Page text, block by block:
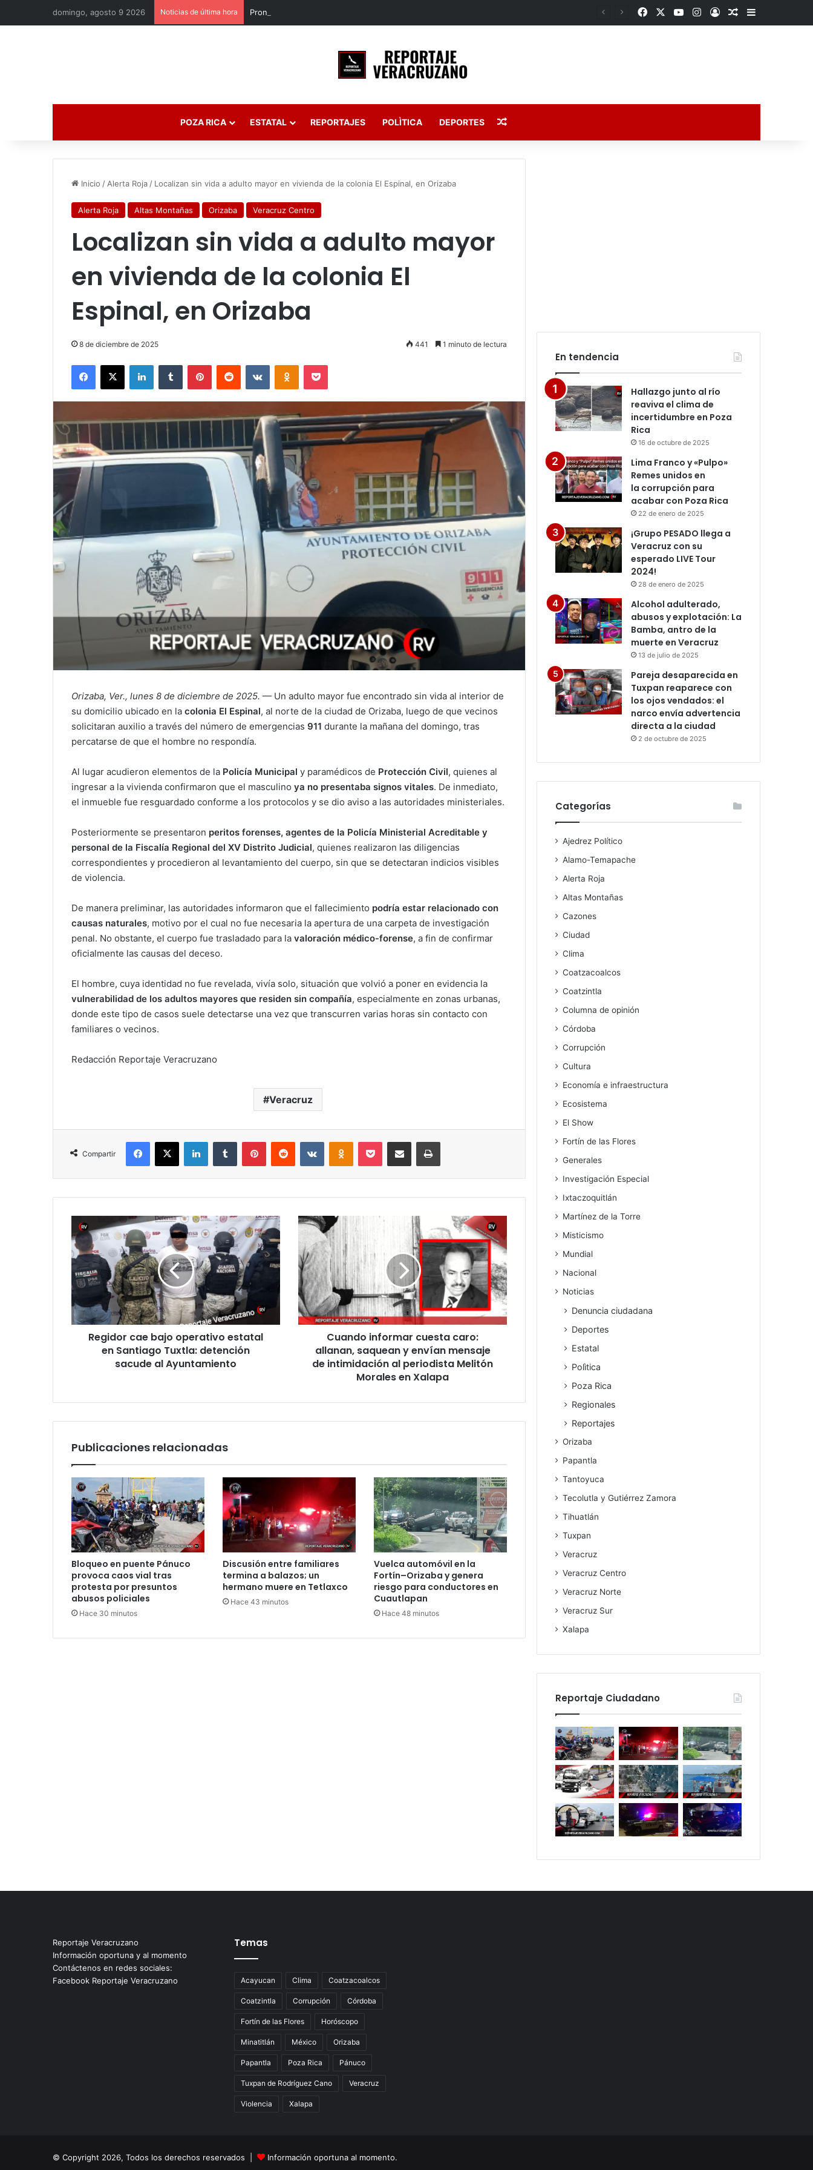
domingo, agosto 9 2026 Noticias de última hora Pronóstico del clima para este domingo 9 de agosto de 2026 en Veracruz FacebookYouTubeInstagram
AccesoPublicación al
Barra lateral
POZA RICA ESTATAL REPORTAJES POLÌTICA DEPORTES Publicación al azar
Inicio / Alerta Roja / Localizan sin vida a adulto mayor en vivienda de la colonia El Espinal, en Orizaba
Alerta Roja Altas Montañas Orizaba Veracruz Centro
Localizan sin vida a adulto mayor
en vivienda de la colonia El
Espinal, en Orizaba
8 de diciembre de 2025 441 1 minuto de lectura
Facebook
X LinkedInTumblr PinterestReddit VKontakteOdnoklassniki
Pocket
Orizaba, Ver., lunes 8 de diciembre de 2025. — Un adulto mayor fue encontrado sin vida al interior de
su domicilio ubicado en la colonia El Espinal, al norte de la ciudad de Orizaba, luego de que vecinos
solicitaran auxilio a través del número de emergencias 911 durante la mañana del domingo, tras
percatarse de que el hombre no respondía.
Al lugar acudieron elementos de la Policía Municipal y paramédicos de Protección Civil, quienes al
ingresar a la vivienda confirmaron que el masculino ya no presentaba signos vitales. De inmediato,
el inmueble fue resguardado conforme a los protocolos y se dio aviso a las autoridades ministeriales.
Posteriormente se presentaron peritos forenses, agentes de la Policía Ministerial Acreditable y
personal de la Fiscalía Regional del XV Distrito Judicial, quienes realizaron las diligencias
correspondientes y procedieron al levantamiento del cuerpo, sin que se detectaran indicios visibles
de violencia.
De manera preliminar, las autoridades informaron que el fallecimiento podría estar relacionado con
causas naturales, motivo por el cual no fue necesaria la apertura de una carpeta de investigación
penal. No obstante, el cuerpo fue trasladado para la valoración médico-forense, a fin de confirmar
oficialmente las causas del deceso.
El hombre, cuya identidad no fue revelada, vivía solo, situación que volvió a poner en evidencia la
vulnerabilidad de los adultos mayores que residen sin compañía, especialmente en zonas urbanas,
donde este tipo de casos suele detectarse una vez que transcurren varias horas sin contacto con
familiares o vecinos.
Redacción Reportaje Veracruzano
Veracruz
Compartir
Facebook
X LinkedInTumblr PinterestReddit VKontakteOdnoklassniki
Pocket Compartir por correo electrónicoImprimir
Regidor
cae
bajo
operativo
estatal
en
Santiago
Tuxtla:
detención
sacude
Ayuntamiento
Regidor cae bajo operativo estatal
en Santiago Tuxtla: detención
sacude al Ayuntamiento
Cuando
informar
cuesta
caro:
allanan,
saquean
y
envían
mensaje
intimidación
Xalapa
Cuando informar cuesta caro:
allanan, saquean y envían mensaje
de intimidación al periodista Melitón
Morales en Xalapa
Publicaciones relacionadas
Bloqueo en puente Pánuco
provoca caos vial tras
protesta por presuntos
abusos policiales
Hace 30 minutos
Discusión entre familiares
termina a balazos; un
hermano muere en Tetlaxco
Hace 43 minutos
Vuelca automóvil en la
Fortín–Orizaba y genera
riesgo para conductores en
Cuautlapan
Hace 48 minutos
En tendencia
Hallazgo junto al río
reaviva el clima de
incertidumbre en Poza
Rica
16 de octubre de 2025
Lima Franco y «Pulpo»
Remes unidos en
la corrupción para
acabar con Poza Rica
22 de enero de 2025
¡Grupo PESADO llega a
Veracruz con su
esperado LIVE Tour
2024!
28 de enero de 2025
Alcohol adulterado,
abusos y explotación: La
Bamba, antro de la
muerte en Veracruz
13 de julio de 2025
Pareja desaparecida en
Tuxpan reaparece con
los ojos vendados: el
narco envía advertencia
directa a la ciudad
2 de octubre de 2025
Categorías
Ajedrez Político
Alamo-Temapache
Alerta Roja
Altas Montañas
Cazones
Ciudad
Clima
Coatzacoalcos
Coatzintla
Columna de opinión
Córdoba
Corrupción
Cultura
Economía e infraestructura
Ecosistema
El Show
Fortín de las Flores
Generales
Investigación Especial
Ixtaczoquitlán
Martínez de la Torre
Misticismo
Mundial
Nacional
Noticias
Denuncia ciudadana
Deportes
Estatal
Polìtica
Poza Rica
Regionales
Reportajes
Orizaba
Papantla
Tantoyuca
Tecolutla y Gutiérrez Zamora
Tihuatlán
Tuxpan
Veracruz
Veracruz Centro
Veracruz Norte
Veracruz Sur
Xalapa
Reportaje Ciudadano
Reportaje Veracruzano
Información oportuna y al momento
Contáctenos en redes sociales:
Facebook Reportaje Veracruzano
Temas
Acayucan Clima Coatzacoalcos
Coatzintla Corrupción Córdoba
Fortín de las Flores Horóscopo
Minatitlán México Orizaba
Papantla Poza Rica Pánuco
Tuxpan de Rodríguez Cano Veracruz
Violencia Xalapa
© Copyright 2026, Todos los derechos reservados | Información oportuna al momento.